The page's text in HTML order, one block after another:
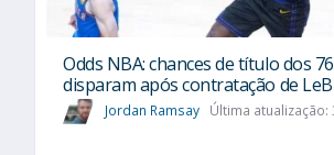
Odds NBA: chances de título dos
disparam após contratação de
Jordan Ramsay Última atualização: